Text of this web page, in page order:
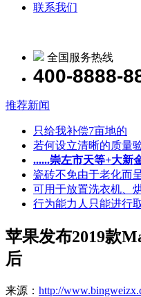
联系我们
全国服务热线
400-8888-
推荐新闻
只给我补偿7亩地的
若何设立清晰的质量
......崇左市天等+大新
瓷砖不免由于老化而
可用于放置洗衣机、
行为能力人只能进行
苹果发布2019款
后
来源： http://